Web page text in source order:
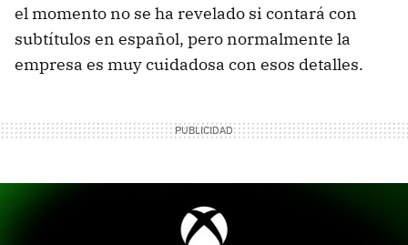
el momento no se ha revelado si contará con
subtítulos en español, pero normalmente la
empresa es muy cuidadosa con esos detalles.